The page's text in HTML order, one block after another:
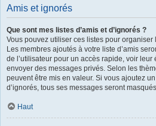
Amis et ignorés
Que sont mes listes d’amis et d’ignorés ?
Vous pouvez utiliser ces listes pour organiser
Les membres ajoutés à votre liste d’amis
de l’utilisateur pour un accès rapide, voir leur
envoyer des messages privés. Selon les
peuvent être mis en valeur. Si vous ajoutez
d’ignorés, tous ses messages seront
Haut